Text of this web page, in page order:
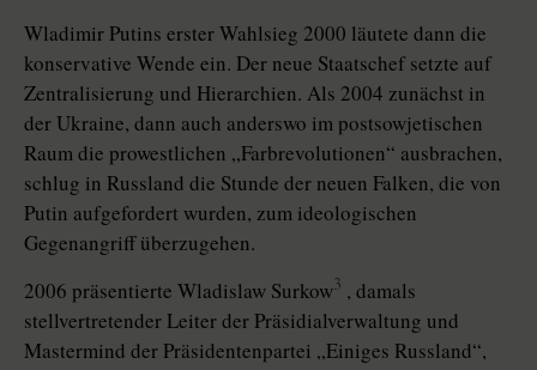
Wladimir Putins erster Wahlsieg 2000 läutete dann die
konservative Wende ein. Der neue Staatschef setzte auf
Zentralisierung und Hierarchien. Als 2004 zunächst in
der Ukraine, dann auch anderswo im postsowjetischen
Raum die prowestlichen „Farbrevolu­tio­nen“ ausbrachen,
schlug in Russland die Stunde der neuen Falken, die von
Putin aufgefordert wurden, zum ideologischen
Gegenangriff überzugehen.
2006 präsentierte Wladislaw Surkow3 , damals
stellvertretender Leiter der Präsidialverwaltung und
Mastermind der Präsidentenpartei „Einiges Russland“,